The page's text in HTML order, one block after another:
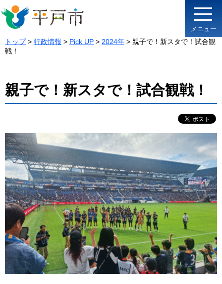
メニュー
トップ> 行政情報 > Pick UP > 2024年 > 親子で！新スタで！試合観
戦！
親子で！新スタで！試合観戦！